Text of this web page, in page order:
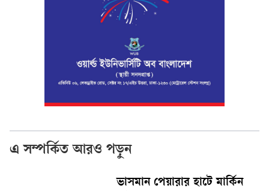
এ সম্পর্কিত আরও পড়ুন
ভাসমান পেয়ারার হাটে মার্কিন